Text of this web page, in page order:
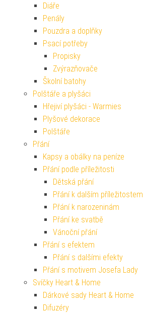
Diáře
Penály
Pouzdra a doplňky
Psací potřeby
Propisky
Zvýrazňovače
Školní batohy
Polštáře a plyšáci
Hřejiví plyšáci - Warmies
Plyšové dekorace
Polštáře
Přání
Kapsy a obálky na peníze
Přání podle příležitosti
Dětská přání
Přání k dalším příležitostem
Přání k narozeninám
Přání ke svatbě
Vánoční přání
Přání s efektem
Přání s dalšími efekty
Přání s motivem Josefa Lady
Svíčky Heart & Home
Dárkové sady Heart & Home
Difuzéry